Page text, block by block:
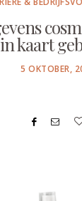
in kaart
POSTED
5 OKTOBER,